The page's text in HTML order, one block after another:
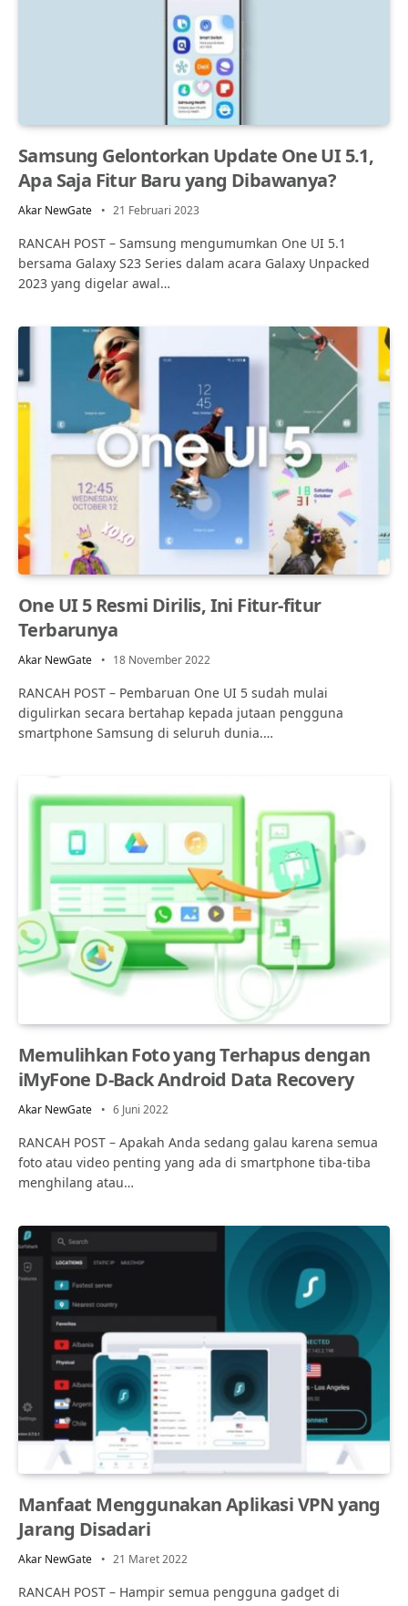
Samsung Gelontorkan Update One UI 5.1,
Apa Saja Fitur Baru yang Dibawanya?
Akar NewGate 21 Februari 2023
RANCAH POST – Samsung mengumumkan One UI 5.1
bersama Galaxy S23 Series dalam acara Galaxy Unpacked
2023 yang digelar awal…
One UI 5 Resmi Dirilis, Ini Fitur-fitur
Terbarunya
Akar NewGate 18 November 2022
RANCAH POST – Pembaruan One UI 5 sudah mulai
digulirkan secara bertahap kepada jutaan pengguna
smartphone Samsung di seluruh dunia.…
Memulihkan Foto yang Terhapus dengan
iMyFone D-Back Android Data Recovery
Akar NewGate 6 Juni 2022
RANCAH POST – Apakah Anda sedang galau karena semua
foto atau video penting yang ada di smartphone tiba-tiba
menghilang atau…
Manfaat Menggunakan Aplikasi VPN yang
Jarang Disadari
Akar NewGate 21 Maret 2022
RANCAH POST – Hampir semua pengguna gadget di